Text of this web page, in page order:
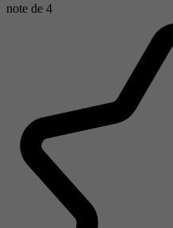
note de 4